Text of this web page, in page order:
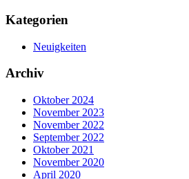
Kategorien
Neuigkeiten
Archiv
Oktober 2024
November 2023
November 2022
September 2022
Oktober 2021
November 2020
April 2020